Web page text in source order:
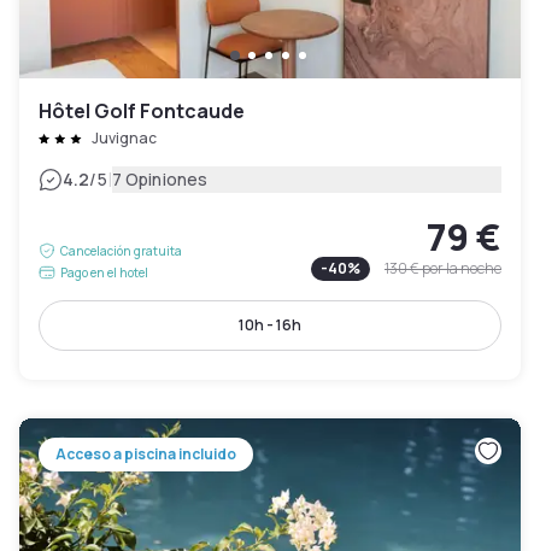
Hôtel Golf Fontcaude
Juvignac
4.2/5|7 Opiniones
Cancelación gratuita
Pago en el hotel
79 €
-40% 130 €por la noche
10h - 16h
Acceso a piscina incluido